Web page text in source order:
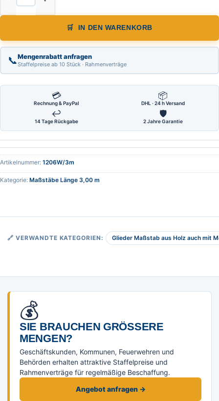
IN DEN WARENKORB
📞Mengenrabatt anfragen
Staffelpreise ab 10 Stück · Rahmenverträge
💳
Rechnung & PayPal
📦
DHL · 24 h Versand
↩
14 Tage Rückgabe
🛡
2 Jahre Garantie
Artikelnummer: 1206W/3m
Kategorie: Maßstäbe Länge 3,00 m
🔗 VERWANDTE KATEGORIEN: Glieder Maßstab aus Holz auch mit
💰
SIE BRAUCHEN GRÖSSERE M
ENGEN?
Geschäftskunden, Kommunen, Feuerwehren und
Behörden erhalten attraktive Staffelpreise und
Rahmenverträge für regelmäßige Beschaffung.
Angebot anfragen →